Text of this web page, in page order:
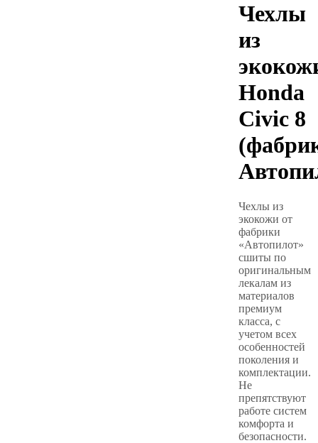
Чехлы
из
Honda
Civic 8
Чехлы из
экокожи от
фабрики
«Автопилот»
сшиты по
оригинальным
лекалам из
материалов
премиум
класса, с
учетом всех
особенностей
поколения и
комплектации.
Не
препятствуют
работе систем
комфорта и
безопасности.